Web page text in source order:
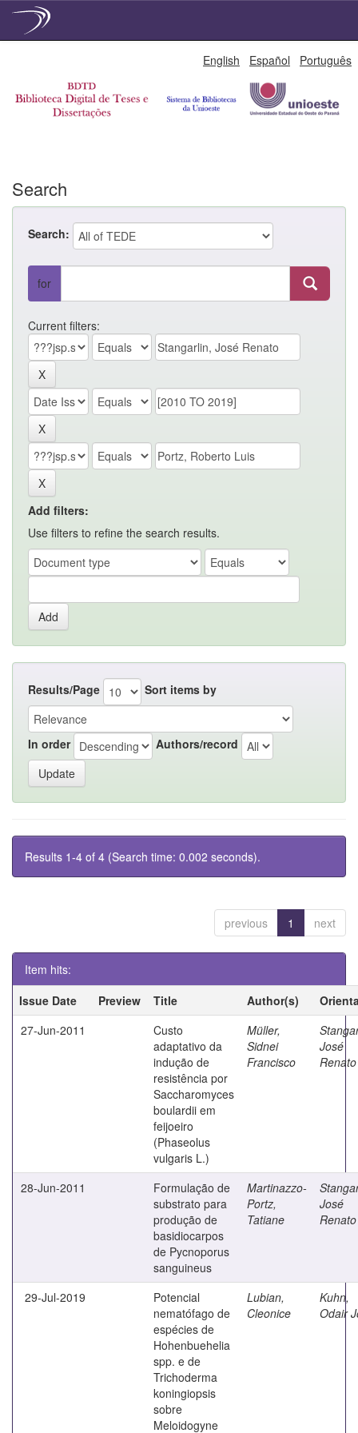
English Español Português
Search
Search:
for
Current filters:
Add filters:
Use filters to refine the search results.
Results/Page Sort items by
In order Authors/record
Results 1-4 of 4 (Search time: 0.002 seconds).
previous 1 next
Item hits:
Issue Date
Preview Title Author(s)
27-Jun-2011
Custo
adaptativo da
indução de
resistência por
Saccharomyces
boulardii em
feijoeiro
(Phaseolus
vulgaris L.)
Müller,
Sidnei
Francisco
José
Renato
28-Jun-2011
Formulação de
substrato para
produção de
basidiocarpos
de Pycnoporus
sanguineus
Martinazzo-
Portz,
Tatiane
José
Renato
29-Jul-2019
Potencial
nematófago de
espécies de
Hohenbuehelia
spp. e de
Trichoderma
koningiopsis
sobre
Meloidogyne
Lubian,
Cleonice
Kuhn,
Odair